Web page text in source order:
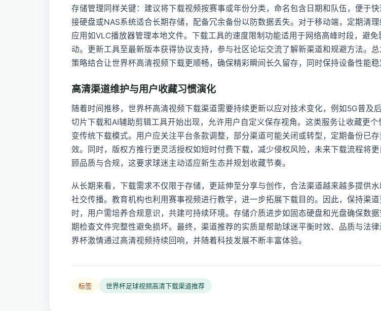
存储管理同样关键：建议将下载视频按赛事或年份分类，命名包含日期和队伍，便于
接硬盘或NAS系统适合长期存储，配备冗余备份以防数据丢失。对于移动端，定期清理
应用如VLC播放器管理本地文件。下载工具的速度限制功能适用于网络高峰时段，避免
动。更新工具至最新版本获得协议支持，参与社区论坛交流了解新渠道和规避方法。
策略结合让世界杯高清视频下载更顺畅，确保精彩瞬间长久留存，同时保持设备性能稳
高清渠道维护与用户收藏习惯演化
随着时间推移，世界杯高清视频下载渠道需要持续更新以应对技术变化，例如5G普及
切片下载和AI辅助剪辑工具开始出现，允许用户自定义保存视角。这类服务让收藏更个
变传统下载模式。用户应关注平台条款调整，部分渠道可能关闭或转型，定期备份已
效。同时，版权方推行更灵活授权如短时付费下载，减少侵权风险，未来下载流程将
顾品质与合规，这要求球迷主动适应新生态并规划收藏节奏。
从长期来看，下载需求不仅限于存储，更延伸至分享与创作，合法渠道越来越多提供
社交传播。教育机构也利用赛事视频进行教学，进一步拓展下载目的。因此，保持渠道
时，用户需培养合规意识，共建可持续环境。存储介质进步如固态硬盘和光盘确保数
期检查文件完整性避免损坏。最终，渠道推荐的实质是帮助球迷平衡时效、品质与法
界杯激情通过高清视频持续回响，并随着科技发展不断丰富体验。
标签 世界杯足球视频高清下载渠道推荐